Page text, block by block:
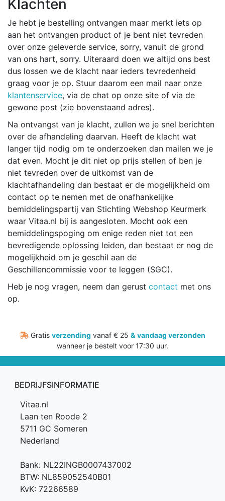
Klachten
Je hebt je bestelling ontvangen maar merkt iets op
aan het ontvangen product of je bent niet tevreden
over onze geleverde service, sorry, vanuit de grond
van ons hart, sorry. Uiteraard doen we altijd ons best
dus lossen we de klacht naar ieders tevredenheid
graag voor je op. Stuur daarom een mail naar onze
klantenservice, via de chat op onze site of via de
gewone post (zie bovenstaand adres).
Na ontvangst van je klacht, zullen we je snel berichten
over de afhandeling daarvan. Heeft de klacht wat
langer tijd nodig om te onderzoeken dan mailen we je
dat even. Mocht je dit niet op prijs stellen of ben je
niet tevreden over de uitkomst van de
klachtafhandeling dan bestaat er de mogelijkheid om
contact op te nemen met de onafhankelijke
bemiddelingspartij van Stichting Webshop Keurmerk
waar Vitaa.nl bij is aangesloten. Mocht ook een
bemiddelingspoging om enige reden niet tot een
bevredigende oplossing leiden, dan bestaat er nog de
mogelijkheid om je geschil aan de
Geschillencommissie voor te leggen (SGC).
Heb je nog vragen, neem dan gerust contact met ons
op.
Gratis verzending vanaf € 25 & vandaag verzonden
wanneer je bestelt voor 17:30 uur.
BEDRIJFSINFORMATIE
Vitaa.nl
Laan ten Roode 2
5711 GC Someren
Nederland
Bank: NL22INGB0007437002
BTW: NL859052540B01
KvK: 72266589